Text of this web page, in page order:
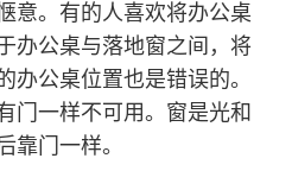
意。有的人喜欢将办公桌
办公桌与落地窗之间，将
办公桌位置也是错误的。
门一样不可用。窗是光和
靠门一样。